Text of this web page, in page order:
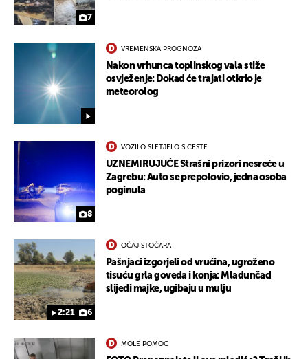
7
VREMENSKA PROGNOZA
Nakon vrhunca toplinskog vala stiže
osvježenje: Dokad će trajati otkrio je
meteorolog
8
VOZILO SLETJELO S CESTE
UZNEMIRUJUĆE Strašni prizori nesreće u
Zagrebu: Auto se prepolovio, jedna osoba
poginula
2:21 6
OČAJ STOČARA
Pašnjaci izgorjeli od vrućina, ugroženo
tisuću grla goveda i konja: Mladunčad
slijedi majke, ugibaju u mulju
MOLE POMOĆ